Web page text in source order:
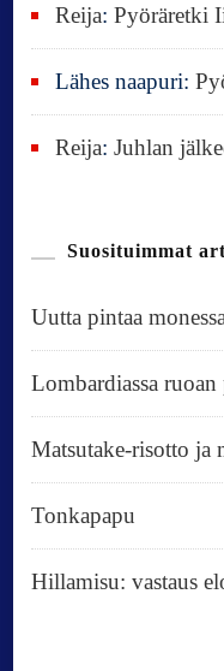
Reija:Pyöräretki
Lähes naapuri:
Reija:Juhlan
Suosituimmat
Uutta pintaa
Lombardiassa ruoan
Matsutake-risotto ja
Tonkapapu
Hillamisu: vastaus